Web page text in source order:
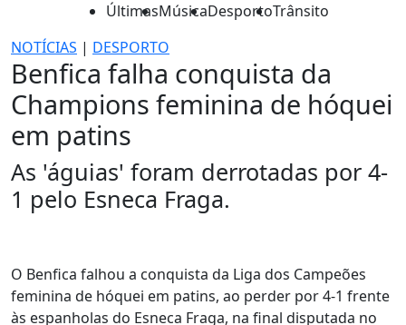
ÚltimasMúsicaDesportoTrânsito
NOTÍCIAS | DESPORTO
Benfica falha conquista da
Champions feminina de hóquei
em patins
As 'águias' foram derrotadas por 4-
1 pelo Esneca Fraga.
O Benfica falhou a conquista da Liga dos Campeões
feminina de hóquei em patins, ao perder por 4-1 frente
às espanholas do Esneca Fraga, na final disputada no